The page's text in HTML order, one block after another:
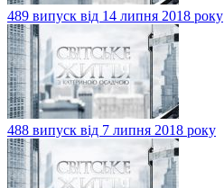
489 випуск від 14 липня 2018 року
488 випуск від 7 липня 2018 року